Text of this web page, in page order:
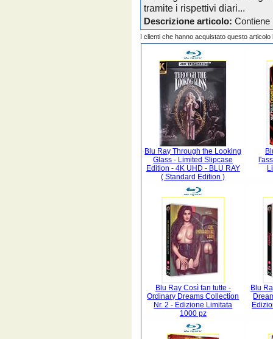
tramite i rispettivi diari...
Descrizione articolo: Contiene
I clienti che hanno acquistato questo
Blu Ray Through the Looking
Glass - Limited Slipcase
Edition - 4K UHD - BLU RAY
( Standard Edition )
Blu Ray Così fan tutte -
Ordinary Dreams Collection
Nr. 2 - Edizione Limitata
1000 pz
Blu